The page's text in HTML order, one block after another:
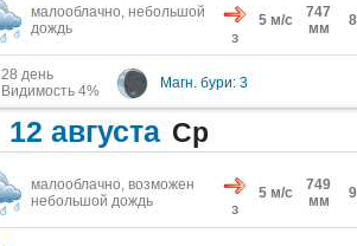
малооблачно, небольшой
дождь
З
5 м/с
747
мм
28 день
Видимость 4%
Магн. бури: 3
12 августа Ср
малооблачно, возможен
небольшой дождь
З
5 м/с
749
мм